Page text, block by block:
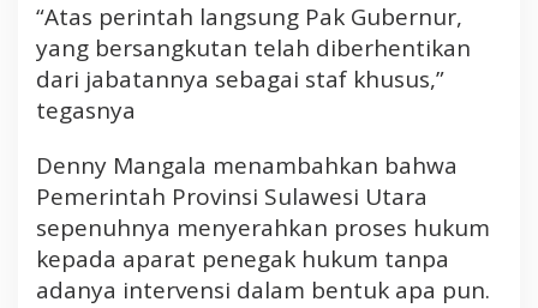
K
h
u
s
Y
a
n
g
D
“Atas perintah langsung Pak Gubernur,
yang bersangkutan telah diberhentikan
dari jabatannya sebagai staf khusus,”
tegasnya
Denny Mangala menambahkan bahwa
Pemerintah Provinsi Sulawesi Utara
sepenuhnya menyerahkan proses hukum
kepada aparat penegak hukum tanpa
adanya intervensi dalam bentuk apa pun.